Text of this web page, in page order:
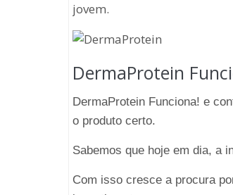
jovem.
DermaProtein
DermaProtein Funciona! e
o produto certo.
Sabemos que hoje em dia, a
Com isso cresce a procura